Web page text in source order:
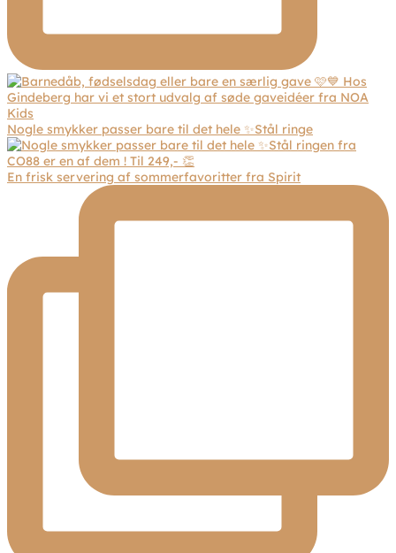
Nogle smykker passer bare til det hele ✨Stål ringe
En frisk servering af sommerfavoritter fra Spirit